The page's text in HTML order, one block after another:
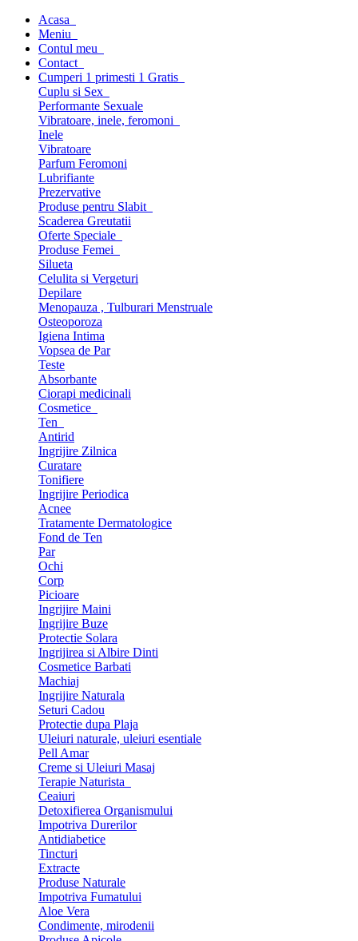
Acasa
Meniu
Contul meu
Contact
Cumperi 1 primesti 1 Gratis
Cuplu si Sex
Performante Sexuale
Vibratoare, inele, feromoni
Inele
Vibratoare
Parfum Feromoni
Lubrifiante
Prezervative
Produse pentru Slabit
Scaderea Greutatii
Oferte Speciale
Produse Femei
Silueta
Celulita si Vergeturi
Depilare
Menopauza , Tulburari Menstruale
Osteoporoza
Igiena Intima
Vopsea de Par
Teste
Absorbante
Ciorapi medicinali
Cosmetice
Ten
Antirid
Ingrijire Zilnica
Curatare
Tonifiere
Ingrijire Periodica
Acnee
Tratamente Dermatologice
Fond de Ten
Par
Ochi
Corp
Picioare
Ingrijire Maini
Ingrijire Buze
Protectie Solara
Ingrijirea si Albire Dinti
Cosmetice Barbati
Machiaj
Ingrijire Naturala
Seturi Cadou
Protectie dupa Plaja
Uleiuri naturale, uleiuri esentiale
Pell Amar
Creme si Uleiuri Masaj
Terapie Naturista
Ceaiuri
Detoxifierea Organismului
Impotriva Durerilor
Antidiabetice
Tincturi
Extracte
Produse Naturale
Impotriva Fumatului
Aloe Vera
Condimente, mirodenii